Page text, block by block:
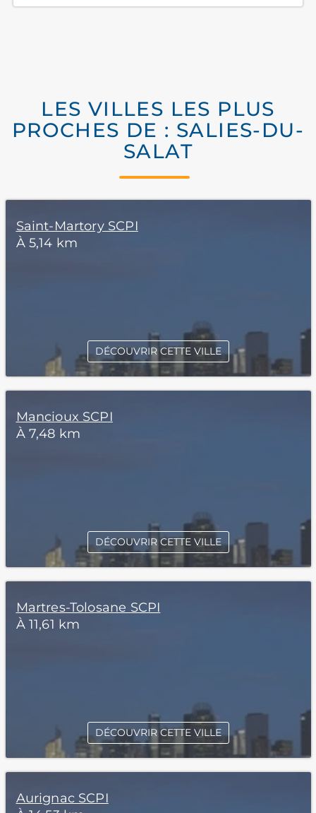
LES VILLES LES PLUS
PROCHES DE : SALIES-DU-
SALAT
Saint-Martory SCPI
À 5,14 km
DÉCOUVRIR CETTE VILLE
Mancioux SCPI
À 7,48 km
DÉCOUVRIR CETTE VILLE
Martres-Tolosane SCPI
À 11,61 km
DÉCOUVRIR CETTE VILLE
Aurignac SCPI